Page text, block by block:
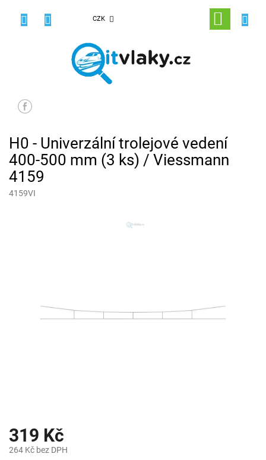
CZK
NÁKUPNÍ
KOŠÍK
H0 - Univerzální trolejové vedení
400-500 mm (3 ks) / Viessmann
4159
4159VI
319 Kč
264 Kč bez DPH